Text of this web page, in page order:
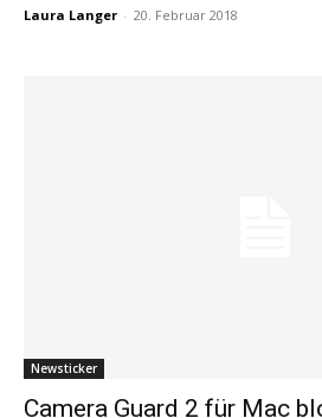
Laura Langer - 20. Februar 2018
Newsticker
Camera Guard 2 für Mac